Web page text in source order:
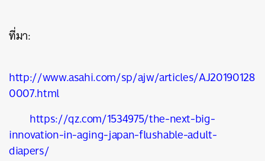
ที่มา:
http://www.asahi.com/sp/ajw/articles/AJ20190128
0007.html
https://qz.com/1534975/the-next-big-
innovation-in-aging-japan-flushable-adult-
diapers/